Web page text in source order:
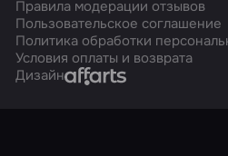
Правила модерации отзывов
Пользовательское соглашение
Политика обработки
Условия оплаты и возврата
ДизайнAffarts